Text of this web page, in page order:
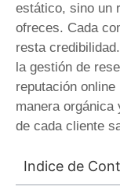
estático, sino un
ofreces. Cada
resta
la gestión de
reputación
manera
de cada cliente
Indice de